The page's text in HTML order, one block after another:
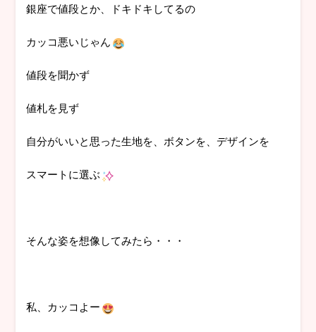
銀座で値段とか、ドキドキしてるの
カッコ悪いじゃん
値段を聞かず
値札を見ず
自分がいいと思った生地を、ボタンを、デザインを
スマートに選ぶ
そんな姿を想像してみたら・・・
私、カッコよー